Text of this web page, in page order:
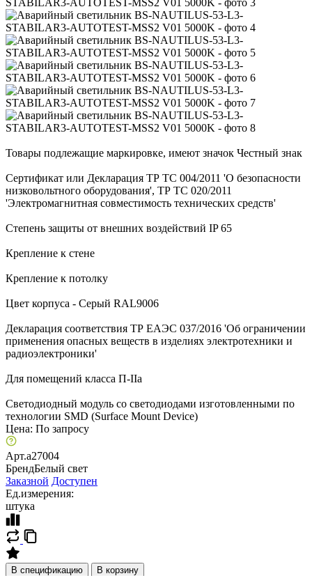
Товары подлежащие маркировке, имеют значок Честный знак
Сертификат или Декларация ТР ТС 004/2011 'О безопасности
низковольтного оборудования', ТР ТС 020/2011
'Электромагнитная совместимость технических средств'
Степень защиты от внешних воздействий IP 65
Крепление к стене
Крепление к потолку
Цвет корпуса - Серый RAL9006
Декларация соответствия ТР ЕАЭС 037/2016 'Об ограничении
применения опасных веществ в изделиях электротехники и
радиоэлектроники'
Для помещений класса П-IIа
Светодиодный модуль со светодиодами изготовленными по
технологии SMD (Surface Mount Device)
Цена: По запросу
Арт.a27004
БрендБелый свет
Заказной Доступен
Ед.измерения:
штука
В спецификацию В корзину